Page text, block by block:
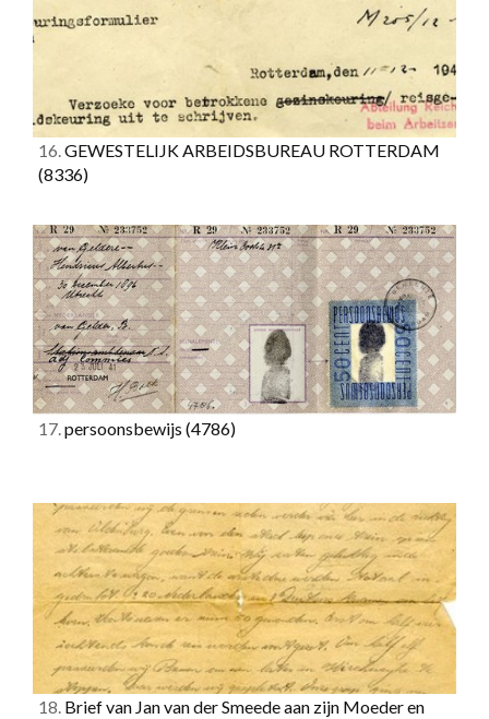
16.GEWESTELIJK ARBEIDSBUREAU ROTTERDAM
(8336)
17.persoonsbewijs (4786)
18. Brief van Jan van der Smeede aan zijn Moeder en